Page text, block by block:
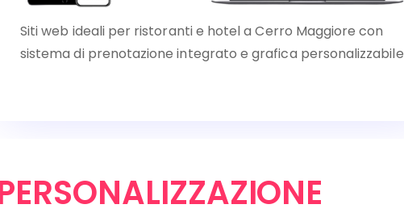
Siti web ideali per ristoranti e hotel a Cerro Maggiore con
sistema di prenotazione integrato e grafica personalizzabile